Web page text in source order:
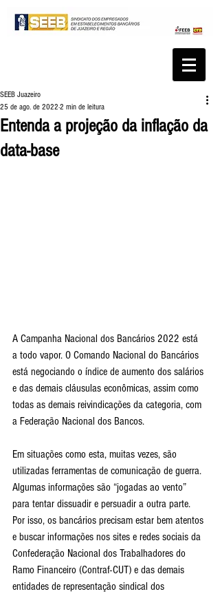
Entenda a projeção da inflação da
data-base
SEEB Juazeiro
25 de ago. de 2022 2 min de leitura
A Campanha Nacional dos Bancários 2022 está
a todo vapor. O Comando Nacional do Bancários
está negociando o índice de aumento dos salários
e das demais cláusulas econômicas, assim como
todas as demais reivindicações da categoria, com
a Federação Nacional dos Bancos.
Em situações como esta, muitas vezes, são
utilizadas ferramentas de comunicação de guerra.
Algumas informações são “jogadas ao vento”
para tentar dissuadir e persuadir a outra parte.
Por isso, os bancários precisam estar bem atentos
e buscar informações nos sites e redes sociais da
Confederação Nacional dos Trabalhadores do
Ramo Financeiro (Contraf-CUT) e das demais
entidades de representação sindical dos